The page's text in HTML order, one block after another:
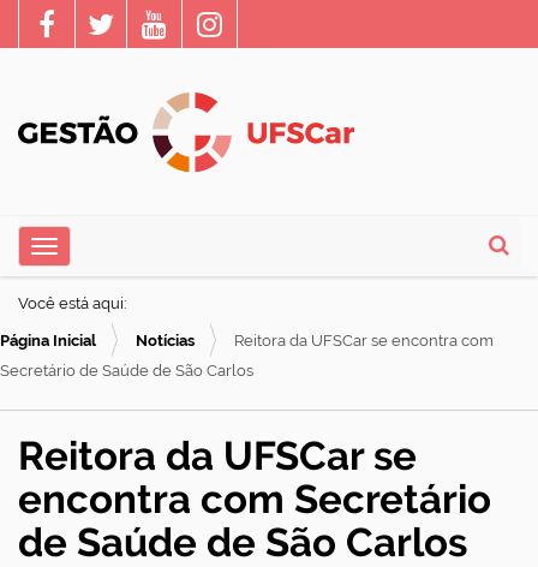
Busca
e
g
Toggle navigation
Você está aqui:
Página Inicial Notícias
Reitora da UFSCar se encontra com
Secretário de Saúde de São Carlos
Reitora da UFSCar se
encontra com Secretário
de Saúde de São Carlos